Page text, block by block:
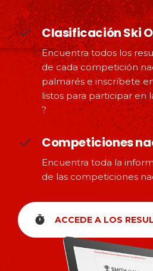
Clasificación Ski
Encuentra todos los
de cada competición
palmarés e inscríbete
listos para participar en
?
Competiciones
Encuentra toda la
de las competiciones
timer ACCEDE A LOS